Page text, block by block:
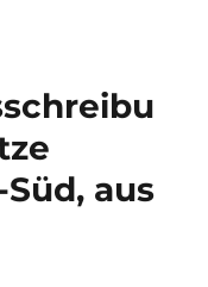
aus